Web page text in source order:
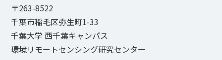
〒263-8522
千葉市稲毛区弥生町1-33
千葉大学 西千葉キャンパス
環境リモートセンシング研究センター